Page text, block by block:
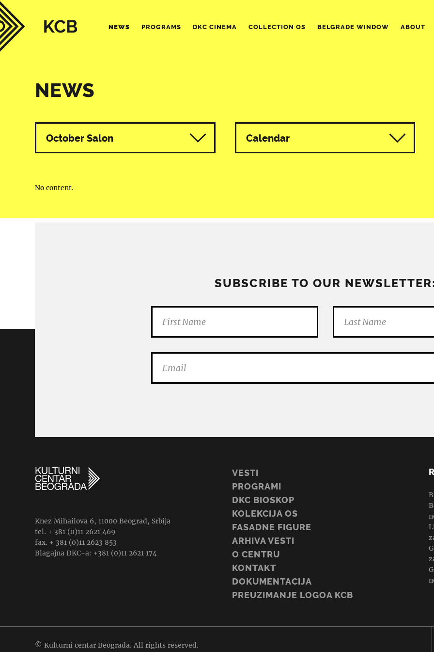
NEWS PROGRAMS DKC CINEMA COLLECTION OS BELGRADE WINDOW ABOUT
NEWS
All programmes
October Salon Calendar
No content.
SUBSCRIBE TO OUR
Knez Mihailova 6, 11000 Beograd, Srbija
tel. + 381 (0)11 2621 469
fax. + 381 (0)11 2623 853
Blagajna DKC-a: +381 (0)11 2621 174
VESTI
PROGRAMI
DKC BIOSKOP
KOLEKCIJA OS
FASADNE FIGURE
ARHIVA VESTI
O CENTRU
KONTAKT
DOKUMENTACIJA
PREUZIMANJE LOGOA KCB
© Kulturni centar Beograda. All rights reserved.